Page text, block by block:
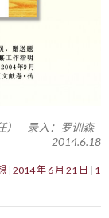
） 录入：罗训森
2014.6.18
2014 年 6 月 21 日
1